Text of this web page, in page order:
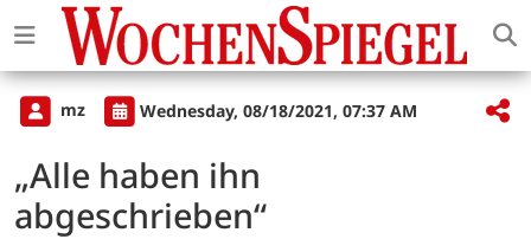
mz Wednesday, 08/18/2021, 07:37 AM
„Alle haben ihn
abgeschrieben“